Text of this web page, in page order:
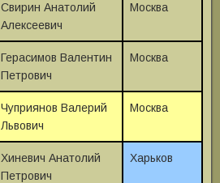
Свирин Анатолий
Алексеевич
Москва
Герасимов Валентин
Петрович
Москва
Чуприянов Валерий
Львович
Москва
Хиневич Анатолий
Петрович
Харьков